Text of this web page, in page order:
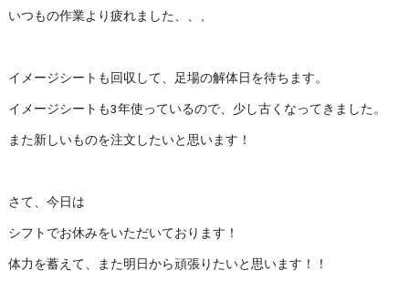
いつもの作業より疲れました、、、
イメージシートも回収して、足場の解体日を待ちます。
イメージシートも3年使っているので、少し古くなってきました。
また新しいものを注文したいと思います！
さて、今日は
シフトでお休みをいただいております！
体力を蓄えて、また明日から頑張りたいと思います！！